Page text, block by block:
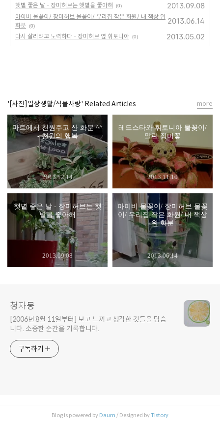
햇볕 좋은 날 - 장미허브는 햇볕을 좋아해 (0) 2013.09.08
아이비 물꽂이/ 장미허브 물꽂이/ 우리집 작은 화원/ 내 책상 위
화분 (0)
2013.06.14
다시 살리려고 노력하다 - 장미허브 옆 휘토니아 (0) 2013.05.02
'[사진]일상생활/식물사랑' Related Articles
마트에서 천원주고 산 화분 ^^
- 천원의 행복
2013.12.14
레드스타와 휘토니아 물꽂이/
말린 장미꽃
2013.11.10
햇볕 좋은 날 - 장미허브는 햇
볕을 좋아해
2013.09.08
아이비 물꽂이/ 장미허브 물꽂
이/ 우리집 작은 화원/ 내 책상
위 화분
2013.06.14
more
청자몽
[2006년 8월 11일부터] 보고 느끼고 생각한 것들을 담습
니다. 소중한 순간을 기록합니다.
구독하기
Blog is powered by Daum / Designed byTistory